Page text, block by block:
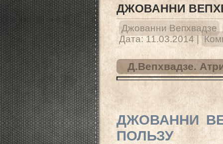
ДЖОВАННИ
Джованни Вепхвадзе
Дата: 11.03.2014 |
Д.Вепхвадзе.
ДЖОВАННИ
ПОЛЬЗУ